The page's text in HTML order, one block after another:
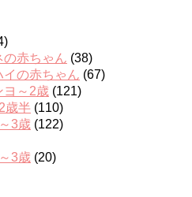
の赤ちゃん (38)
の赤ちゃん (67)
ヨ～2歳 (121)
歳半 (110)
3歳 (122)
3歳 (20)